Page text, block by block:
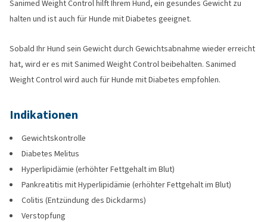
Sanimed Weight Control hilft Ihrem Hund, ein gesundes Gewicht zu
halten und ist auch für Hunde mit Diabetes geeignet.
Sobald Ihr Hund sein Gewicht durch Gewichtsabnahme wieder erreicht
hat, wird er es mit Sanimed Weight Control beibehalten. Sanimed
Weight Control wird auch für Hunde mit Diabetes empfohlen.
Indikationen
Gewichtskontrolle
Diabetes Melitus
Hyperlipidämie (erhöhter Fettgehalt im Blut)
Pankreatitis mit Hyperlipidämie (erhöhter Fettgehalt im Blut)
Colitis (Entzündung des Dickdarms)
Verstopfung